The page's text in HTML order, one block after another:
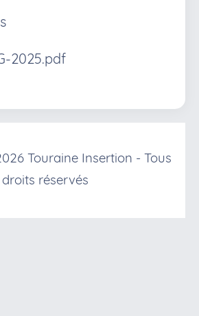
2025.pdf
Touraine Insertion - Tous
droits réservés